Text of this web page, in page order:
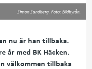
Simon Sandberg. Foto: Bildbyrån.
nu är han tillbaka.
år med BK Häcken.
välkommen tillbaka